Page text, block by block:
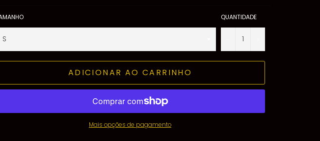
QUANTIDADE
ADICIONAR AO CARRINHO
Mais opções de pagamento